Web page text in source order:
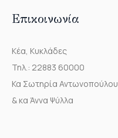
Επικοινωνία
Κέα, Κυκλάδες
Τηλ.: 22883 60000
Κα Σωτηρία Αντωνοπούλου
& κα Άννα Ψύλλα